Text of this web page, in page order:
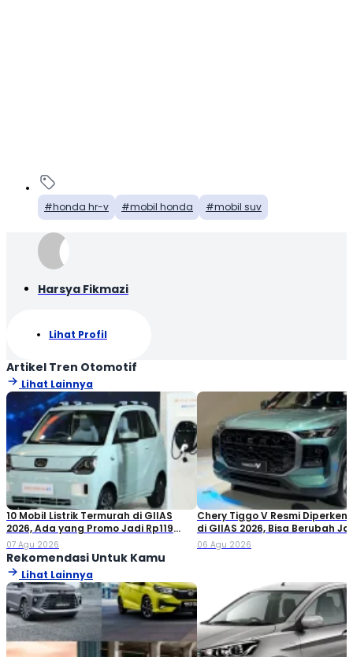
honda hr-v mobil honda mobil suv
Harsya Fikmazi
Lihat Profil
Artikel Tren Otomotif
Lihat Lainnya
10 Mobil Listrik Termurah di GIIAS
2026, Ada yang Promo Jadi Rp119
Jutaan!
07 Agu 2026
Chery Tiggo V Resmi
di GIIAS 2026, Bisa Berubah
Double Cabin
06 Agu 2026
Rekomendasi Untuk Kamu
Lihat Lainnya